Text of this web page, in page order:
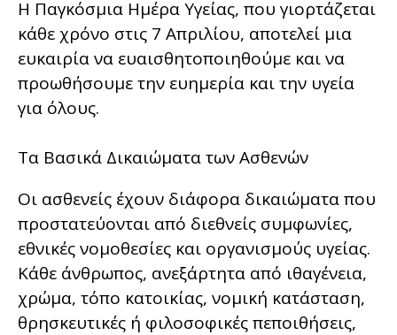
Η Παγκόσμια Ημέρα Υγείας, που γιορτάζεται
κάθε χρόνο στις 7 Απριλίου, αποτελεί μια
ευκαιρία να ευαισθητοποιηθούμε και να
προωθήσουμε την ευημερία και την υγεία
για όλους.
Τα Βασικά Δικαιώματα των Ασθενών
Οι ασθενείς έχουν διάφορα δικαιώματα που
προστατεύονται από διεθνείς συμφωνίες,
εθνικές νομοθεσίες και οργανισμούς υγείας.
Κάθε άνθρωπος, ανεξάρτητα από ιθαγένεια,
χρώμα, τόπο κατοικίας, νομική κατάσταση,
θρησκευτικές ή φιλοσοφικές πεποιθήσεις,